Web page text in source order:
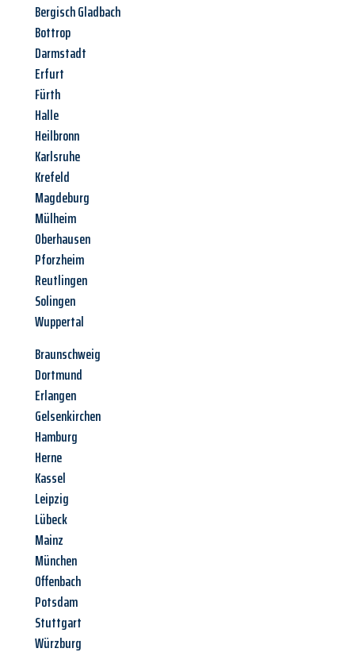
Bergisch Gladbach
Bottrop
Darmstadt
Erfurt
Fürth
Halle
Heilbronn
Karlsruhe
Krefeld
Magdeburg
Mülheim
Oberhausen
Pforzheim
Reutlingen
Solingen
Wuppertal
Braunschweig
Dortmund
Erlangen
Gelsenkirchen
Hamburg
Herne
Kassel
Leipzig
Lübeck
Mainz
München
Offenbach
Potsdam
Stuttgart
Würzburg